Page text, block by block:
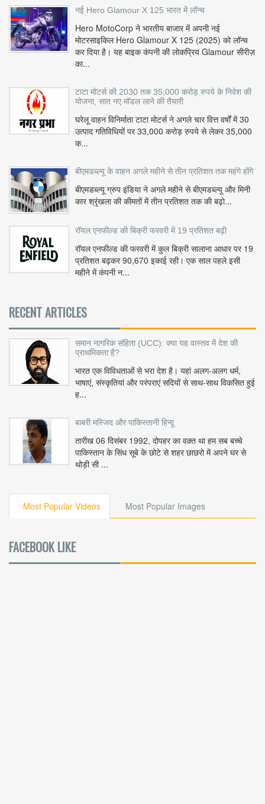
नई Hero Glamour X 125 भारत में लॉन्च
Hero MotoCorp ने भारतीय बाजार में अपनी नई
मोटरसाइकिल Hero Glamour X 125 (2025) को लॉन्च
कर दिया है। यह बाइक कंपनी की लोकप्रिय Glamour सीरीज़
का...
टाटा मोटर्स की 2030 तक 35,000 करोड़ रुपये के निवेश की
योजना, सात नए मॉडल लाने की तैयारी
घरेलू वाहन विनिर्माता टाटा मोटर्स ने अगले चार वित्त वर्षों में 30
उत्पाद गतिविधियों पर 33,000 करोड़ रुपये से लेकर 35,000
क...
बीएमडब्ल्यू के वाहन अगले महीने से तीन प्रतिशत तक महंगे होंगे
बीएमडब्ल्यू ग्रुप इंडिया ने अगले महीने से बीएमडब्ल्यू और मिनी
कार श्रृंखला की कीमतों में तीन प्रतिशत तक की बढ़ो...
रॉयल एनफील्ड की बिक्री फरवरी में 19 प्रतिशत बढ़ी
रॉयल एनफील्ड की फरवरी में कुल बिक्री सालाना आधार पर 19
प्रतिशत बढ़कर 90,670 इकाई रही। एक साल पहले इसी
महीने में कंपनी न...
RECENT ARTICLES
समान नागरिक संहिता (UCC): क्या यह वास्तव में देश की
प्राथमिकता है?
भारत एक विविधताओं से भरा देश है। यहां अलग-अलग धर्म,
भाषाएं, संस्कृतियां और परंपराएं सदियों से साथ-साथ विकसित हुई
ह...
बाबरी मस्जिद और पाकिस्तानी हिन्दू
तारीख 06 दिसंबर 1992, दोपहर का वक़्त था हम सब बच्चे
पाकिस्तान के सिंध सूबे के छोटे से शहर छाछरो में अपने घर से
थोड़ी सी ...
Most Popular Videos Most Popular Images
FACEBOOK LIKE